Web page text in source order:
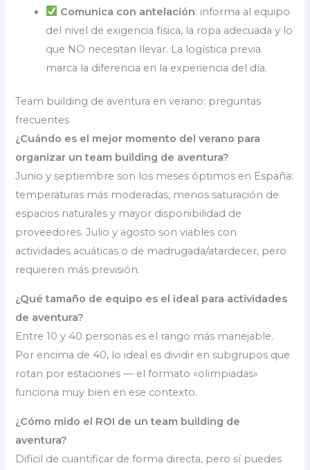
Comunica con antelación: informa al equipo
del nivel de exigencia física, la ropa adecuada y lo
que NO necesitan llevar. La logística previa
marca la diferencia en la experiencia del día.
Team building de aventura en verano: preguntas
frecuentes
¿Cuándo es el mejor momento del verano para
organizar un team building de aventura?
Junio y septiembre son los meses óptimos en España:
temperaturas más moderadas, menos saturación de
espacios naturales y mayor disponibilidad de
proveedores. Julio y agosto son viables con
actividades acuáticas o de madrugada/atardecer, pero
requieren más previsión.
¿Qué tamaño de equipo es el ideal para actividades
de aventura?
Entre 10 y 40 personas es el rango más manejable.
Por encima de 40, lo ideal es dividir en subgrupos que
rotan por estaciones — el formato «olimpiadas»
funciona muy bien en ese contexto.
¿Cómo mido el ROI de un team building de
aventura?
Difícil de cuantificar de forma directa, pero sí puedes